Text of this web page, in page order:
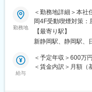
変更の範囲：会社の
・AI活用を見据えた
など、業務改善や
現在はAI活用に向け
ている段階であり、
げられる環境です。
グを展開する当社
る内部管理業務をご
ているのかの確認
業務などをお任せし
■具体的な業務内容：
・お客様とのお取
勤務地
＜勤務地詳細＞本社
岡4F受動喫煙対策
所【最寄り駅】
新静岡駅、静岡駅、
給与
＜予定年収＞600万
＜賃金内訳＞月額（